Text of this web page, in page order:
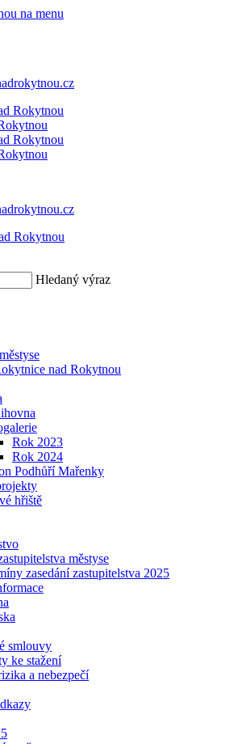
na menu
Rokytnou
Hledaný výraz
nad Rokytnou
Rok 2023
Rok 2024
Podhůří Mařenky
hřiště
městyse
zasedání zastupitelstva 2025
smlouvy
ke stažení
a nebezpečí